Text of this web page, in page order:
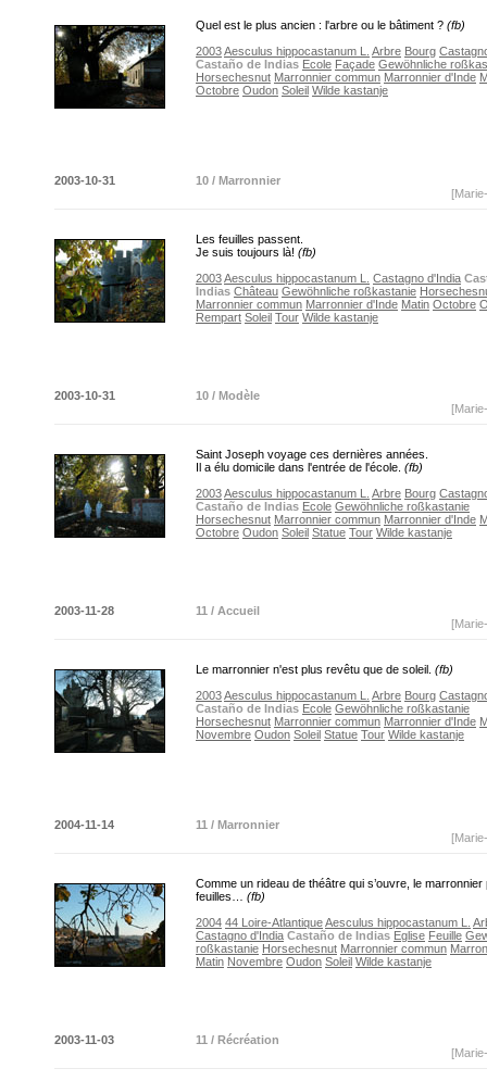
Quel est le plus ancien : l'arbre ou le bâtiment ? (fb)
2003Aesculus hippocastanum L. Arbre Bourg
Castaño de Indias Ecole Façade Gewöhnliche
Horsechesnut Marronnier commun Marronnier d'Inde
Octobre Oudon Soleil Wilde kastanje
2003-10-31
10 / Marronnier
Les feuilles passent.
Je suis toujours là! (fb)
2003Aesculus hippocastanum L. Castagno d'India
Indias Château Gewöhnliche roßkastanie
Marronnier commun Marronnier d'Inde Matin Octobre
Rempart Soleil Tour Wilde kastanje
2003-10-31
10 / Modèle
Saint Joseph voyage ces dernières années.
Il a élu domicile dans l'entrée de l'école. (fb)
2003Aesculus hippocastanum L. Arbre Bourg
Castaño de Indias Ecole Gewöhnliche roßkastanie
Horsechesnut Marronnier commun Marronnier d'Inde
Octobre Oudon Soleil Statue Tour Wilde kastanje
2003-11-28
11 / Accueil
Le marronnier n'est plus revêtu que de soleil. (fb)
2003Aesculus hippocastanum L. Arbre Bourg
Castaño de Indias Ecole Gewöhnliche roßkastanie
Horsechesnut Marronnier commun Marronnier d'Inde
Novembre Oudon Soleil Statue Tour Wilde kastanje
2004-11-14
11 / Marronnier
Comme un rideau de théâtre qui s’ouvre, le
feuilles… (fb)
2004 44 Loire-AtlantiqueAesculus hippocastanum L.
Castagno d'India Castaño de Indias Eglise Feuille
roßkastanie Horsechesnut Marronnier commun
Matin Novembre Oudon Soleil Wilde kastanje
2003-11-03
11 / Récréation